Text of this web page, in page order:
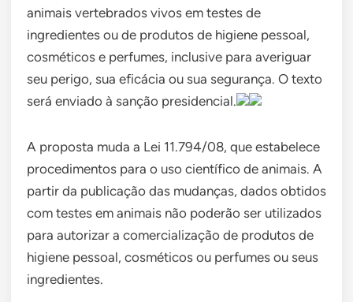
animais vertebrados vivos em testes de
ingredientes ou de produtos de higiene pessoal,
cosméticos e perfumes, inclusive para averiguar
seu perigo, sua eficácia ou sua segurança. O texto
será enviado à sanção presidencial.
A proposta muda a Lei 11.794/08, que estabelece
procedimentos para o uso científico de animais. A
partir da publicação das mudanças, dados obtidos
com testes em animais não poderão ser utilizados
para autorizar a comercialização de produtos de
higiene pessoal, cosméticos ou perfumes ou seus
ingredientes.